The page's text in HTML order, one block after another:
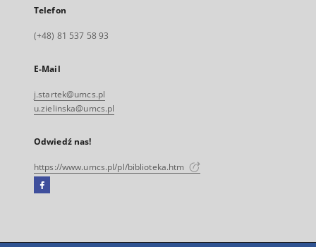
Telefon
(+48) 81 537 58 93
E-Mail
j.startek@umcs.pl
u.zielinska@umcs.pl
Odwiedź nas!
https://www.umcs.pl/pl/biblioteka.htm
Facebook
się